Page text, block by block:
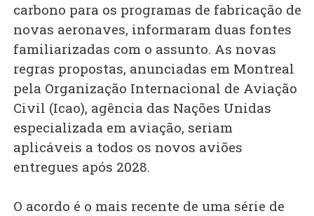
carbono para os programas de fabricação de
novas aeronaves, informaram duas fontes
familiarizadas com o assunto. As novas
regras propostas, anunciadas em Montreal
pela Organização Internacional de Aviação
Civil (Icao), agência das Nações Unidas
especializada em aviação, seriam
aplicáveis a todos os novos aviões
entregues após 2028.
O acordo é o mais recente de uma série de